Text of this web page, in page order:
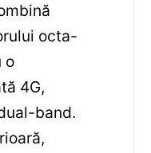
octa-
o
4G,
band.